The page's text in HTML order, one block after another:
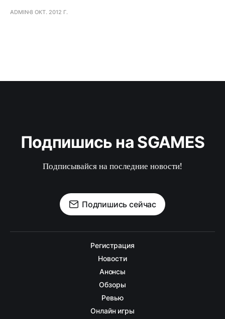
ADMIN8 ОКТ. 2012 Г.
Подпишись на SGAMES
Подписывайся на последние новости!
Подпишись сейчас
Регистрация
Новости
Анонсы
Обзоры
Ревью
Онлайн игры